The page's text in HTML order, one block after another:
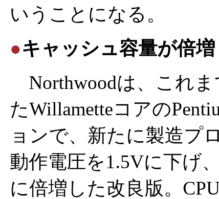
いうことになる。
●キャッシュ容量が倍増
Northwoodは、これま
たWillametteコアの
ョンで、新たに製造プ
動作電圧を1.5Vに下げ
に倍増した改良版。